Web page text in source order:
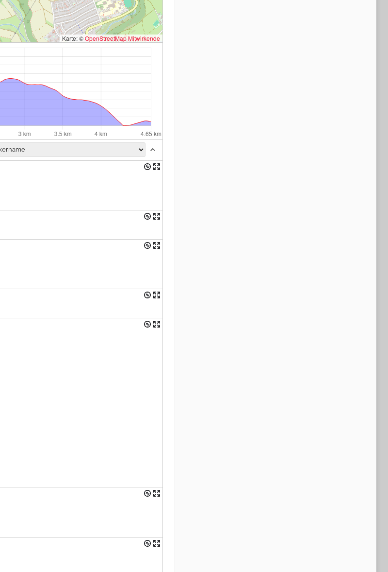
Karte: ©OpenStreetMap Mitwirkende